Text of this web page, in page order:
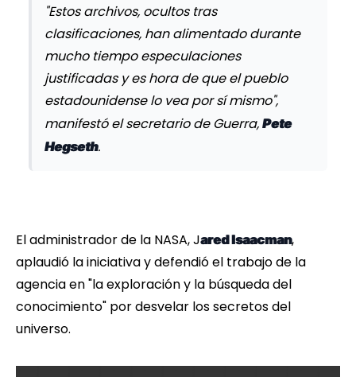
"Estos archivos, ocultos tras
clasificaciones, han alimentado durante
mucho tiempo especulaciones
justificadas y es hora de que el pueblo
estadounidense lo vea por sí mismo",
manifestó el secretario de Guerra, Pete
Hegseth.
El administrador de la NASA, Jared Isaacman,
aplaudió la iniciativa y defendió el trabajo de la
agencia en "la exploración y la búsqueda del
conocimiento" por desvelar los secretos del
universo.